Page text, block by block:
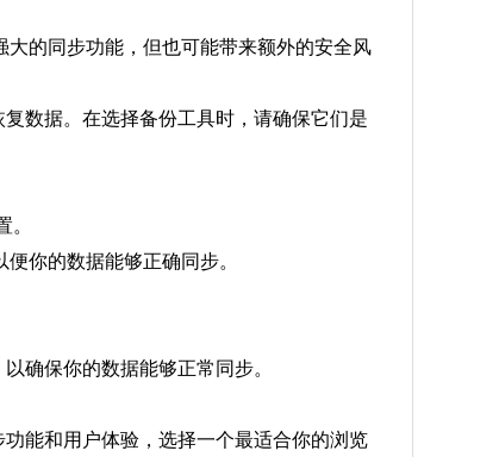
的同步功能，但也可能带来额外的安全风
数据。在选择备份工具时，请确保它们是
。
你的数据能够正确同步。
确保你的数据能够正常同步。
能和用户体验，选择一个最适合你的浏览